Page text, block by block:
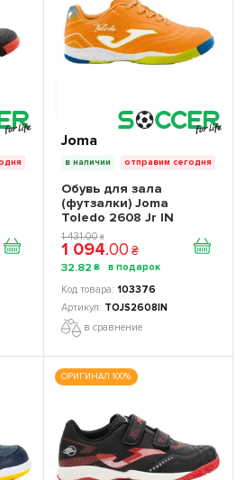
Joma
в наличии отправим сегодня
Обувь для зала
(футзалки) Joma
Toledo 2608 Jr IN
TOJS2608IN детская
1 431.00 ₴
1 094.00 ₴
32.82 ₴
103376
TOJS2608IN
в сравнение
ОРИГИНАЛ 100%